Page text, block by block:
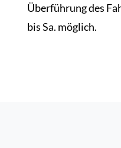
Überführung des
bis Sa. möglich.